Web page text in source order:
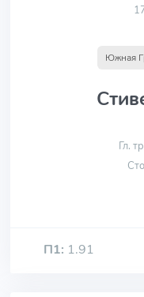
Южная
Гл.
П1: 1.91